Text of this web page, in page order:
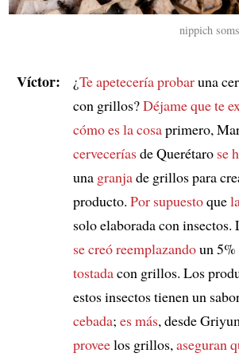
nippich
Víctor: ¿Te apetecería probaruna
con grillos?Déjame que te
cómo es la cosaprimero,
cerveceríasde Querétaro se
una granjade grillos para
producto. Por supuestoque
solo elaborada con
se creó reemplazandoun 5%
tostadacon grillos. Los
estos insectos tienen un
cebada; es más, desde
proveelos grillos, aseguran